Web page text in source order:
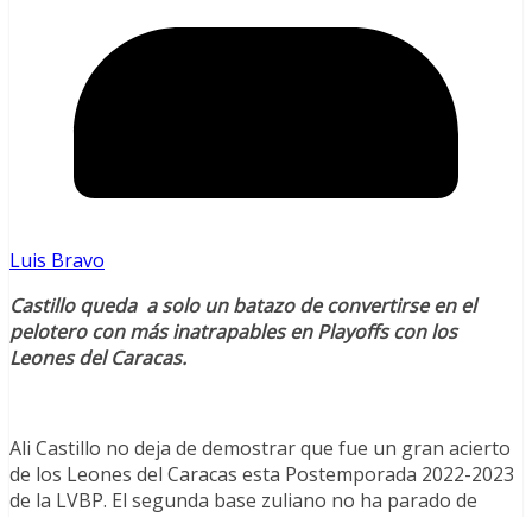
Luis Bravo
Castillo queda a solo un batazo de convertirse en el
pelotero con más inatrapables en Playoffs con los
Leones del Caracas.
Ali Castillo no deja de demostrar que fue un gran acierto
de los Leones del Caracas esta Postemporada 2022-2023
de la LVBP. El segunda base zuliano no ha parado de